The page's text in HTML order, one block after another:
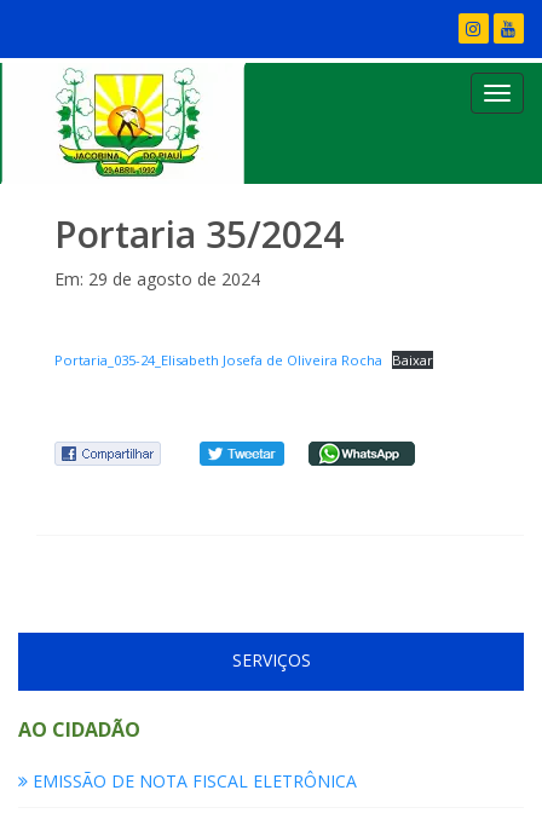
Portaria 35/2024
Em: 29 de agosto de 2024
Portaria_035-24_Elisabeth Josefa de Oliveira Rocha Baixar
SERVIÇOS
AO CIDADÃO
EMISSÃO DE NOTA FISCAL ELETRÔNICA